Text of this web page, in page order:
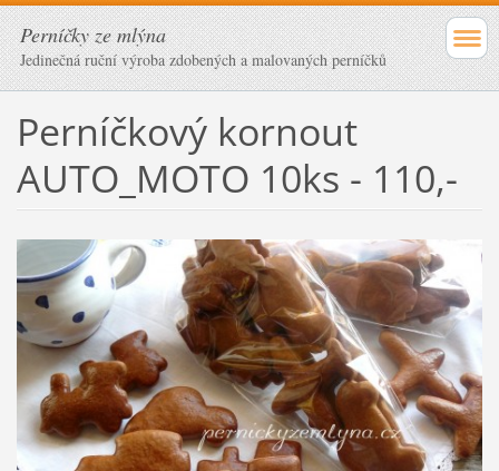
Perníčky ze mlýna
Jedinečná ruční výroba zdobených a malovaných perníčků
Perníčkový kornout
AUTO_MOTO 10ks - 110,-